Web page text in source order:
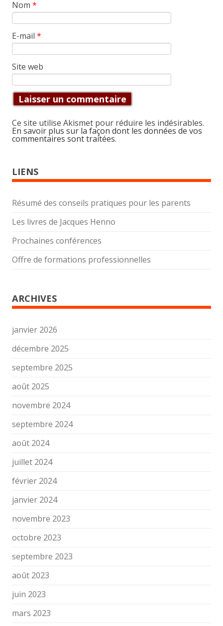
Nom *
E-mail *
Site web
Ce site utilise Akismet pour réduire les indésirables.
En savoir plus sur la façon dont les données de vos
commentaires sont traitées.
LIENS
Résumé des conseils pratiques pour les parents
Les livres de Jacques Henno
Prochaines conférences
Offre de formations professionnelles
ARCHIVES
janvier 2026
décembre 2025
septembre 2025
août 2025
novembre 2024
septembre 2024
août 2024
juillet 2024
février 2024
janvier 2024
novembre 2023
octobre 2023
septembre 2023
août 2023
juin 2023
mars 2023